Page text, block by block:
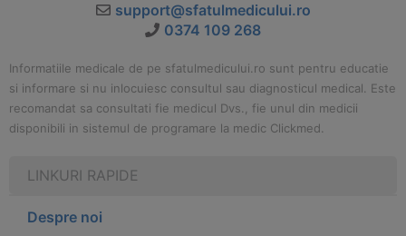
support@sfatulmedicului.ro
0374 109 268
Informatiile medicale de pe sfatulmedicului.ro sunt pentru educatie
si informare si nu inlocuiesc consultul sau diagnosticul medical. Este
recomandat sa consultati fie medicul Dvs., fie unul din medicii
disponibili in sistemul de programare la medic Clickmed.
LINKURI RAPIDE
Despre noi